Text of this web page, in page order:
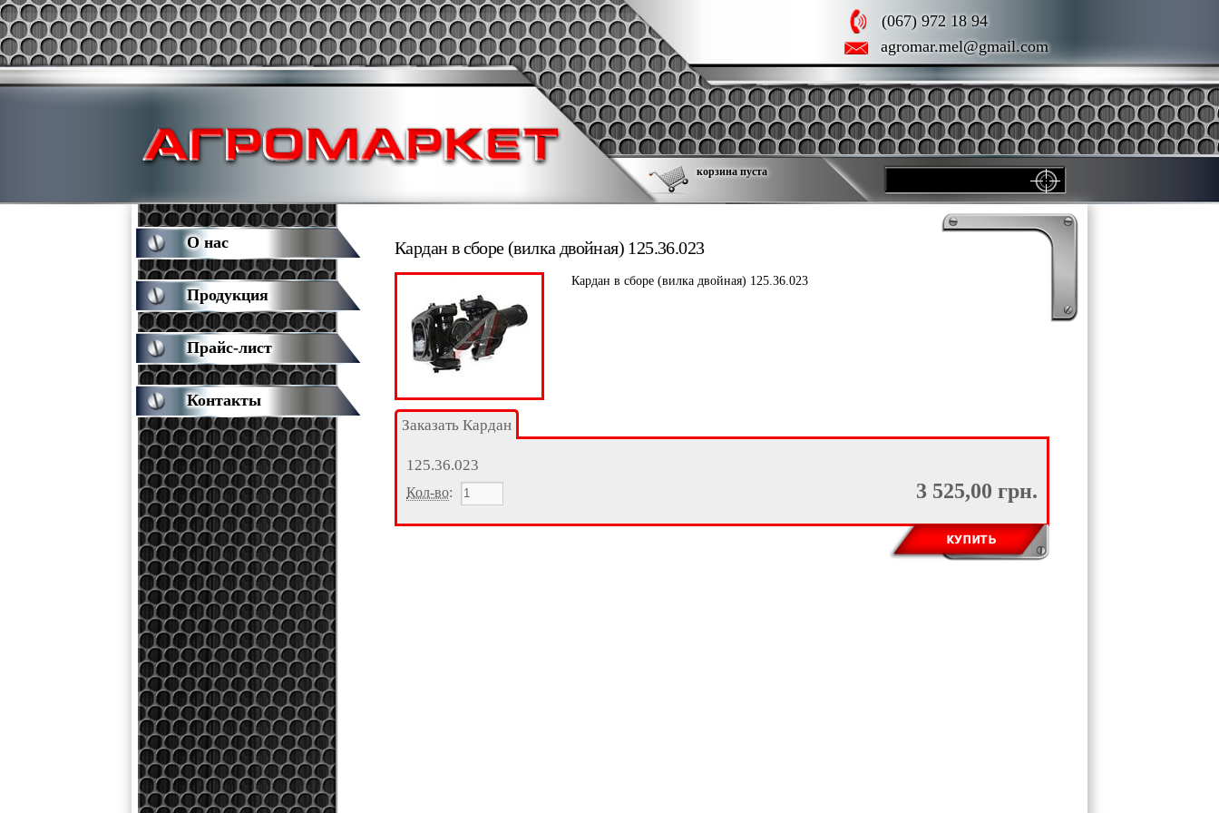
(067) 972 18 94
agromar.mel@gmail.com
корзина пуста
Кардан в сборе (вилка двойная) 125.36.023
Кардан в сборе (вилка двойная) 125.36.023
Заказать Кардан
125.36.023
3 525,00 грн.
Кол-во:
О нас
Продукция
Прайс-лист
Контакты